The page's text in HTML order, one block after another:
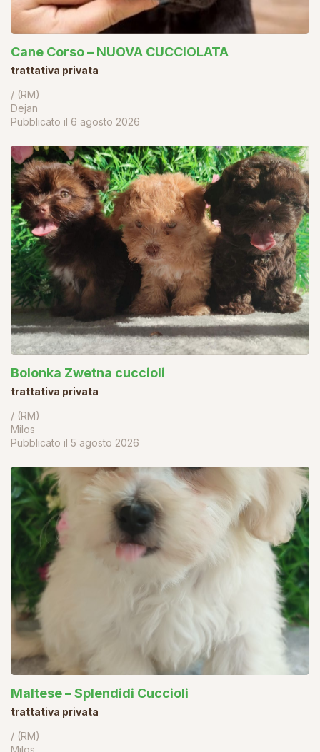
Cane Corso – NUOVA CUCCIOLATA
trattativa privata
/ (RM)
Dejan
Pubblicato il 6 agosto 2026
Bolonka Zwetna cuccioli
trattativa privata
/ (RM)
Milos
Pubblicato il 5 agosto 2026
Maltese – Splendidi Cuccioli
trattativa privata
/ (RM)